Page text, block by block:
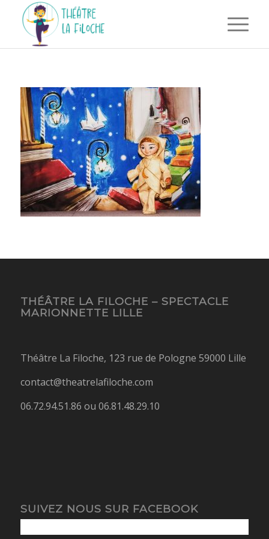
THÉÂTRE LA FILOCHE – SPECTACLE
MARIONNETTE LILLE
Théâtre La Filoche, 123 rue de Pologne 59000 Lille
contact@theatrelafiloche.com
06.72.94.51.86 ou 06.81.48.29.10
SUIVEZ NOUS SUR FACEBOOK